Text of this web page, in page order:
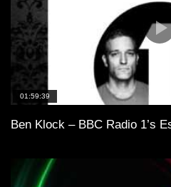
01:59:39
Ben Klock – BBC Radio 1’s